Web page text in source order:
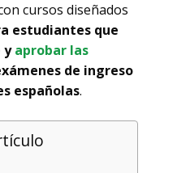
cursos diseñados
estudiantes que
yaprobar las
de ingreso
españolas.